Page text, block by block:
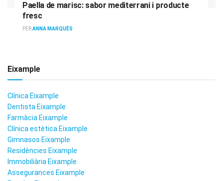
Paella de marisc: sabor mediterrani i producte
fresc
PERANNA MARQUÈS
Eixample
Clínica Eixample
Dentista Eixample
Farmàcia Eixample
Clínica estètica Eixample
Gimnasos Eixample
Residències Eixample
Immobiliària Eixample
Assegurances Eixample